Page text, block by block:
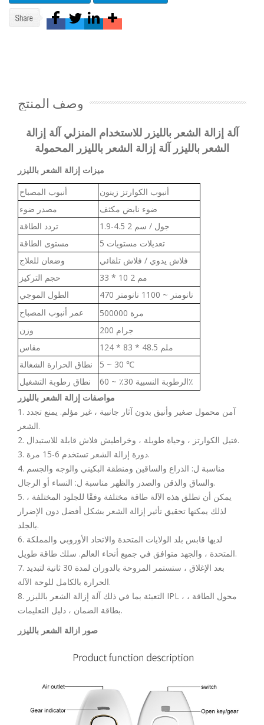
وصف المنتج
آلة إزالة الشعر بالليزر للاستخدام المنزلي آلة إزالة
الشعر بالليزر آلة إزالة الشعر بالليزر المحمولة
ميزات إزالة الشعر بالليزر
أنبوب المصباح
أنبوب الكوارتز زينون
مصدر ضوء
ضوء نابض مكثف
تردد الطاقة
1.9-4.5 جول / سم 2
مستوى الطاقة
5 تعديلات مستويات
وضعان للعلاج
فلاش يدوي / فلاش تلقائي
حجم التركيز
33 * 10 مم 2
الطول الموجي
470 نانومتر ~ 1100 نانومتر
عمر أنبوب المصباح
500000 مرة
وزن
200 جرام
مقاس
124 * 83 * 48.5 ملم
نطاق الحرارة الشغالة
5 ~ 30 ℃
نطاق رطوبة التشغيل
الرطوبة النسبية 30٪ ~ 60٪
مواصفات إزالة الشعر بالليزر
1. آمن محمول صغير وأنيق بدون آثار جانبية ، غير مؤلم. يمنع تجدد
الشعر.
2. فتيل الكوارتز ، وحياة طويلة ، وخراطيش فلاش قابلة للاستبدال.
3. دورة إزالة الشعر تستخدم 6-15 مرة.
4. مناسبة ل: الذراع والساقين ومنطقة البكيني والوجه والجسم
والساق والذقن والصدر والظهر مناسبة ل: النساء أو الرجال.
5. يمكن أن تطلق هذه الآلة طاقة مختلفة وفقًا للجلود المختلفة ،
لذلك يمكنها تحقيق تأثير إزالة الشعر بشكل أفضل دون الإضرار
بالجلد.
6. لديها قابس بلد الولايات المتحدة والاتحاد الأوروبي والمملكة
المتحدة ، والجهد متوافق في جميع أنحاء العالم. سلك طاقة طويل.
7. بعد الإغلاق ، ستستمر المروحة بالدوران لمدة 30 ثانية لتبديد
الحرارة بالكامل للوحة الآلة.
8. التعبئة بما في ذلك آلة إزالة الشعر بالليزر IPL ، محول الطاقة ،
بطاقة الضمان ، دليل التعليمات.
صور ازالة الشعر بالليزر